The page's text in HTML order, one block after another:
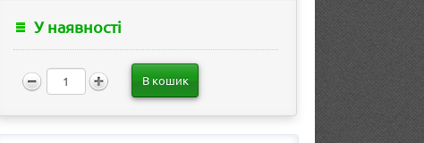
У наявності
В кошик